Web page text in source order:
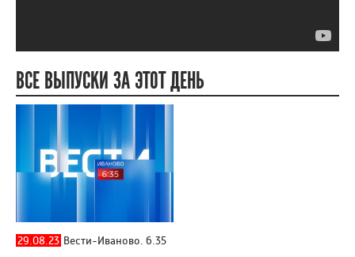
ВСЕ ВЫПУСКИ ЗА ЭТОТ ДЕНЬ
29.08.23 Вести-Иваново. 6.35